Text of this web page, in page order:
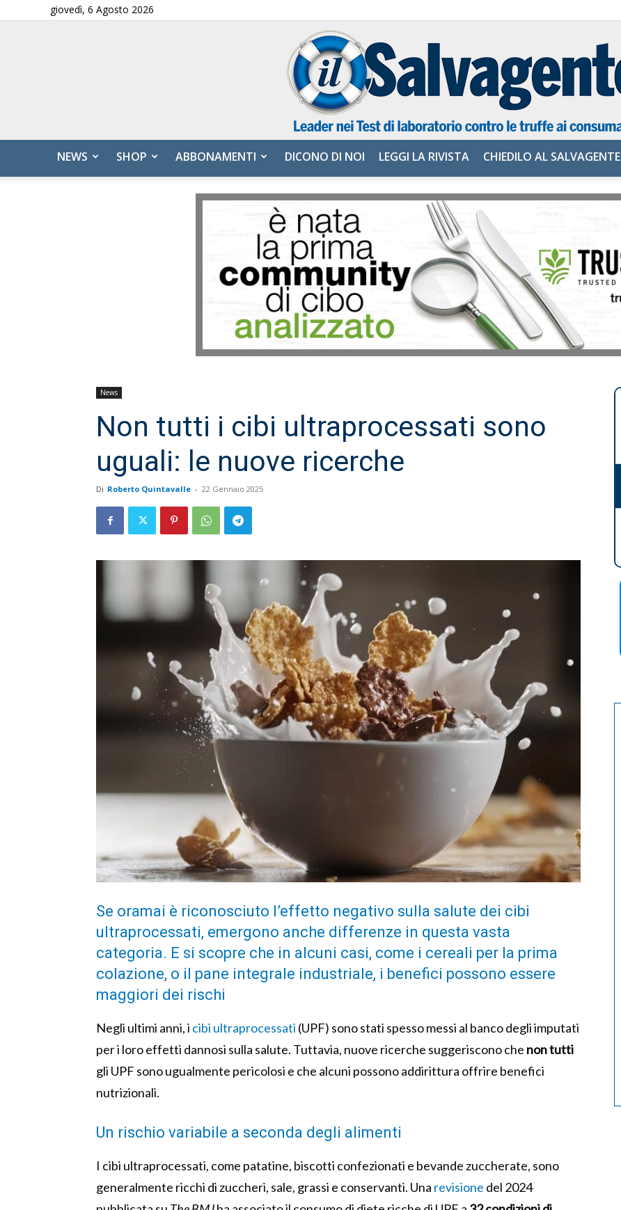
giovedì, 6 Agosto 2026
Salvagente
NEWS SHOP ABBONAMENTI DICONO DI NOI LEGGI LA RIVISTA CHIEDILO AL SALVAGENTE
News
Non tutti i cibi ultraprocessati sono
uguali: le nuove ricerche
Di Roberto Quintavalle - 22 Gennaio 2025
Se oramai è riconosciuto l’effetto negativo sulla salute dei cibi
ultraprocessati, emergono anche differenze in questa vasta
categoria. E si scopre che in alcuni casi, come i cereali per la prima
colazione, o il pane integrale industriale, i benefici possono essere
maggiori dei rischi
Negli ultimi anni, i cibi ultraprocessati (UPF) sono stati spesso messi al banco degli imputati
per i loro effetti dannosi sulla salute. Tuttavia, nuove ricerche suggeriscono che non tutti
gli UPF sono ugualmente pericolosi e che alcuni possono addirittura offrire benefici
nutrizionali.
Un rischio variabile a seconda degli alimenti
I cibi ultraprocessati, come patatine, biscotti confezionati e bevande zuccherate, sono
generalmente ricchi di zuccheri, sale, grassi e conservanti. Una revisione del 2024